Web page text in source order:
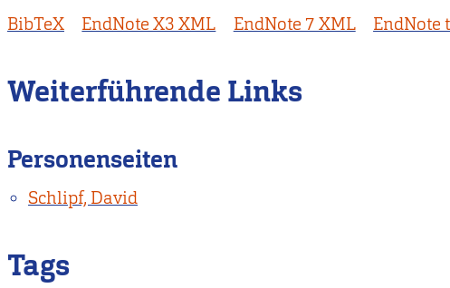
BibTeX EndNote X3 XML EndNote 7 XML EndNote
Weiterführende Links
Personenseiten
Schlipf, David
Tags